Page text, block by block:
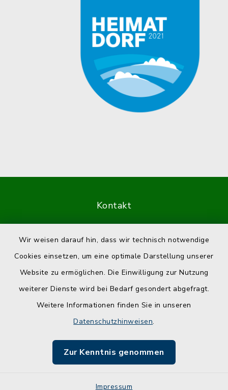
Wir weisen darauf hin, dass wir technisch notwendige
Cookies einsetzen, um eine optimale Darstellung unserer
Website zu ermöglichen. Die Einwilligung zur Nutzung
weiterer Dienste wird bei Bedarf gesondert abgefragt.
Weitere Informationen finden Sie in unseren
Datenschutzhinweisen.
Zur Kenntnis genommen
Impressum
Kontakt
Datenschutz
Impressum
Sitemap
Cookie-Einstellungen